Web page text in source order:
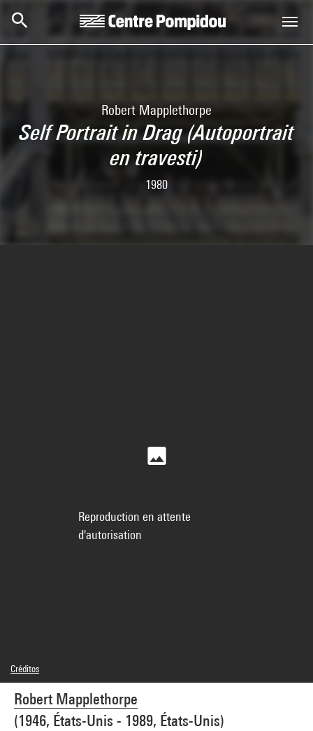
Robert Mapplethorpe
Self Portrait in Drag (Autoportrait
en travesti)
1980
Robert Mapplethorpe
(1946, États-Unis - 1989, États-Unis)
Reproduction en attente
d'autorisation
Créditos
© Robert Mapplethorpe Foundation. Used by permission
Créditos fotográficos : Centre Pompidou, MNAM-CCI/Philippe Migeat/Dist.
GrandPalaisRmn
Referencia de la imagen : 4N03817